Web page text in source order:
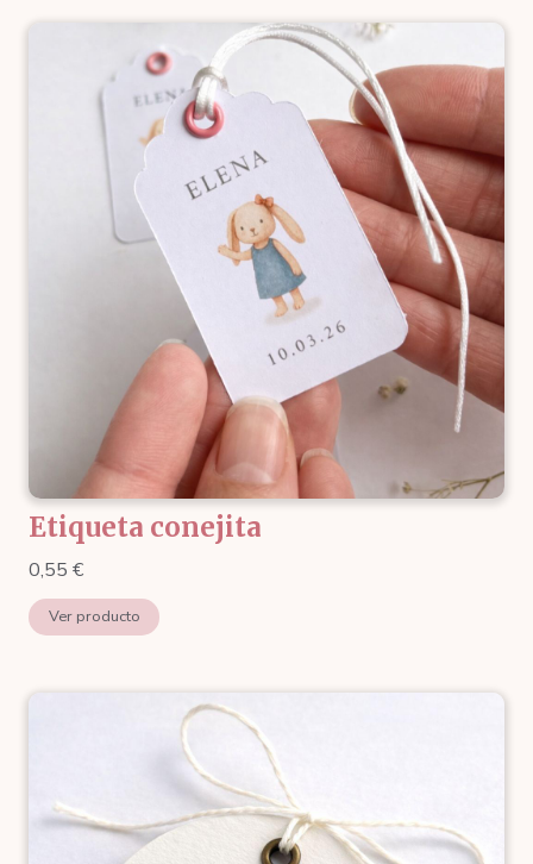
Etiqueta conejita
0,55 €
Ver producto